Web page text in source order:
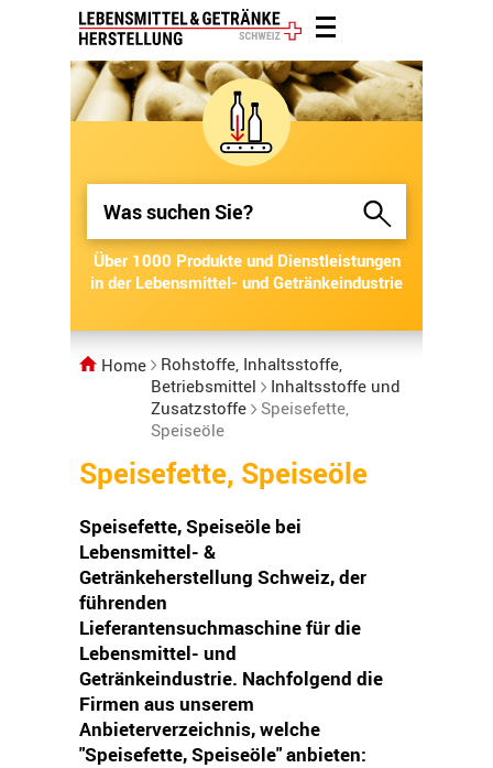
Über 1000 Produkte und Dienstleistungen
in der Lebensmittel- und Getränkeindustrie
Über 1000 Produkte und Dienstleistungen
in der Lebensmittel- und Getränkeindustrie
Home
Rohstoffe, Inhaltsstoffe,
Betriebsmittel
Inhaltsstoffe und
Zusatzstoffe Speisefette,
Speiseöle
Speisefette, Speiseöle
Speisefette, Speiseöle bei
Lebensmittel- &
Getränkeherstellung Schweiz, der
führenden
Lieferantensuchmaschine für die
Lebensmittel- und
Getränkeindustrie. Nachfolgend die
Firmen aus unserem
Anbieterverzeichnis, welche
"Speisefette, Speiseöle" anbieten: